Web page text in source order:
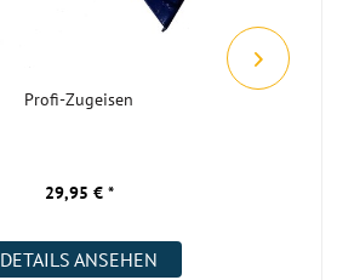
Profi-Zugeisen
29,95 € *
DETAILS ANSEHEN